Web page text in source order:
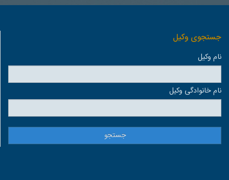
جستجوی وكيل
نام وكيل
نام خانوادگی وكيل